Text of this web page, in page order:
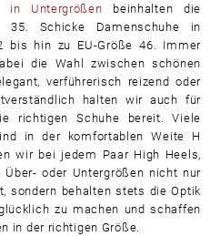
in Untergrößen beinhalten die
Schicke Damenschuhe in
bis hin zu EU-Größe 46. Immer
die Wahl zwischen schönen
verführerisch reizend oder
halten wir auch für
richtigen Schuhe bereit. Viele
in der komfortablen Weite H
wir bei jedem Paar High Heels,
oder Untergrößen nicht nur
sondern behalten stets die Optik
zu machen und schaffen
in der richtigen Größe.